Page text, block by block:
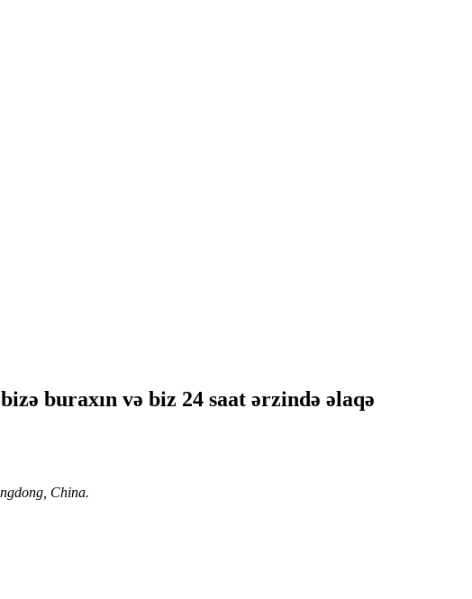
buraxın və biz 24 saat ərzində əlaqə
China.